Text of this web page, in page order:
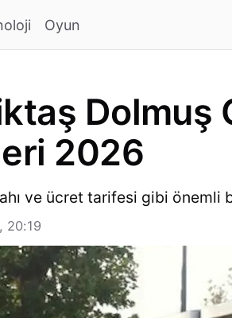
Oyun
Dolmuş
2026
ve ücret tarifesi gibi önemli
20:19